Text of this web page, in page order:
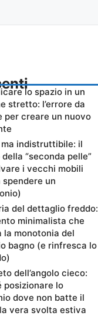
lo spazio in un
stretto: l’errore da
per creare un nuovo
indistruttibile: il
“seconda pelle”
i vecchi mobili
spendere un
del dettaglio freddo:
minimalista che
la monotonia del
bagno (e rinfresca lo
dell’angolo cieco:
posizionare lo
dove non batte il
vera svolta estiva